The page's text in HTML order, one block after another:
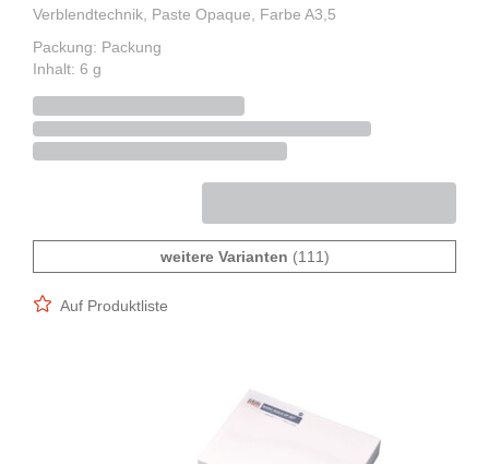
Verblendtechnik, Paste Opaque, Farbe A3,5
Packung: Packung
Inhalt: 6 g
weitere Varianten (111)
Auf Produktliste